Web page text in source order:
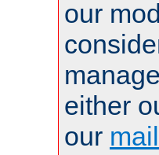
our
either
our